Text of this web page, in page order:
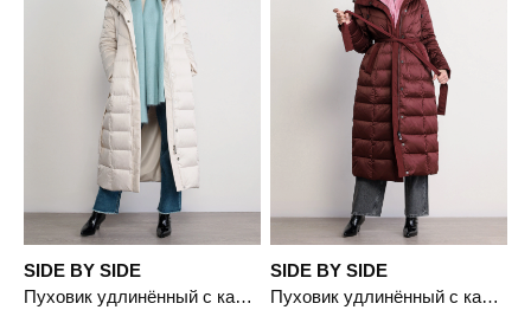
SIDE BY SIDE
Пуховик удлинённый с капюшоном светло-бежевого цвета с пухом белой утки
SIDE BY SIDE
Пуховик удлинённый с капюшоном бордового цвета с пухом белой утки